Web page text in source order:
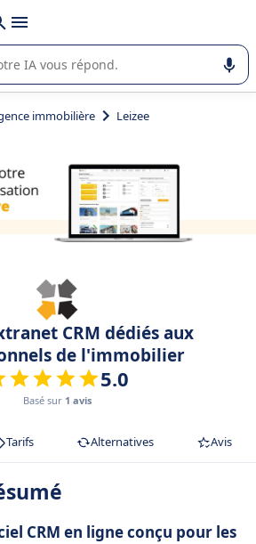
avec
dans l'utilisation ou la sélection de
immobilière Leizee
CRM dédiés aux
de l'immobilier
5.0
Basé sur 1 avis
Tarifs Alternatives Avis
CRM en ligne conçu pour les